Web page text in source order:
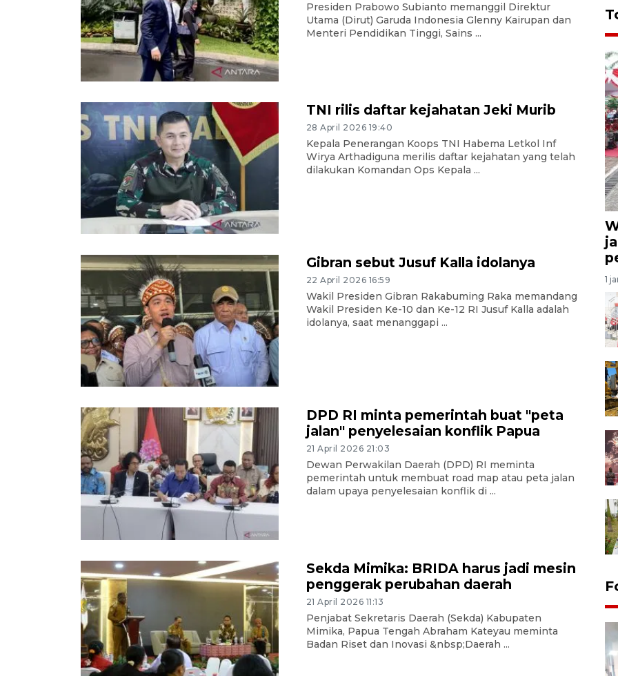
Presiden Prabowo Subianto memanggil Direktur
Utama (Dirut) Garuda Indonesia Glenny Kairupan dan
Menteri Pendidikan Tinggi, Sains ...
TNI rilis daftar kejahatan Jeki Murib
28 April 2026 19:40
Kepala Penerangan Koops TNI Habema Letkol Inf
Wirya Arthadiguna merilis daftar kejahatan yang telah
dilakukan Komandan Ops Kepala ...
Gibran sebut Jusuf Kalla idolanya
22 April 2026 16:59
Wakil Presiden Gibran Rakabuming Raka memandang
Wakil Presiden Ke-10 dan Ke-12 RI Jusuf Kalla adalah
idolanya, saat menanggapi ...
DPD RI minta pemerintah buat "peta
jalan" penyelesaian konflik Papua
21 April 2026 21:03
Dewan Perwakilan Daerah (DPD) RI meminta
pemerintah untuk membuat road map atau peta jalan
dalam upaya penyelesaian konflik di ...
Sekda Mimika: BRIDA harus jadi mesin
penggerak perubahan daerah
21 April 2026 11:13
Penjabat Sekretaris Daerah (Sekda) Kabupaten
Mimika, Papua Tengah Abraham Kateyau meminta
Badan Riset dan Inovasi &nbsp;Daerah ...
1